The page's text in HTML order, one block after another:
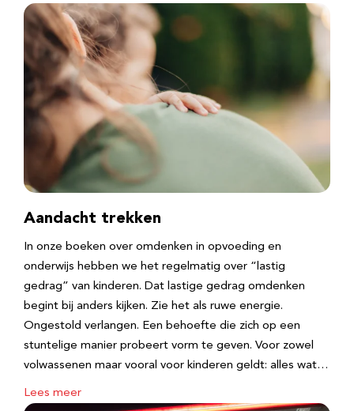
Aandacht trekken
In onze boeken over omdenken in opvoeding en
onderwijs hebben we het regelmatig over “lastig
gedrag” van kinderen. Dat lastige gedrag omdenken
begint bij anders kijken. Zie het als ruwe energie.
Ongestold verlangen. Een behoefte die zich op een
stuntelige manier probeert vorm te geven. Voor zowel
volwassenen maar vooral voor kinderen geldt: alles wat…
Lees meer